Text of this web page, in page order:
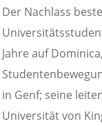
Der Nachlass
Jahre auf
in Genf; seine
Universität von